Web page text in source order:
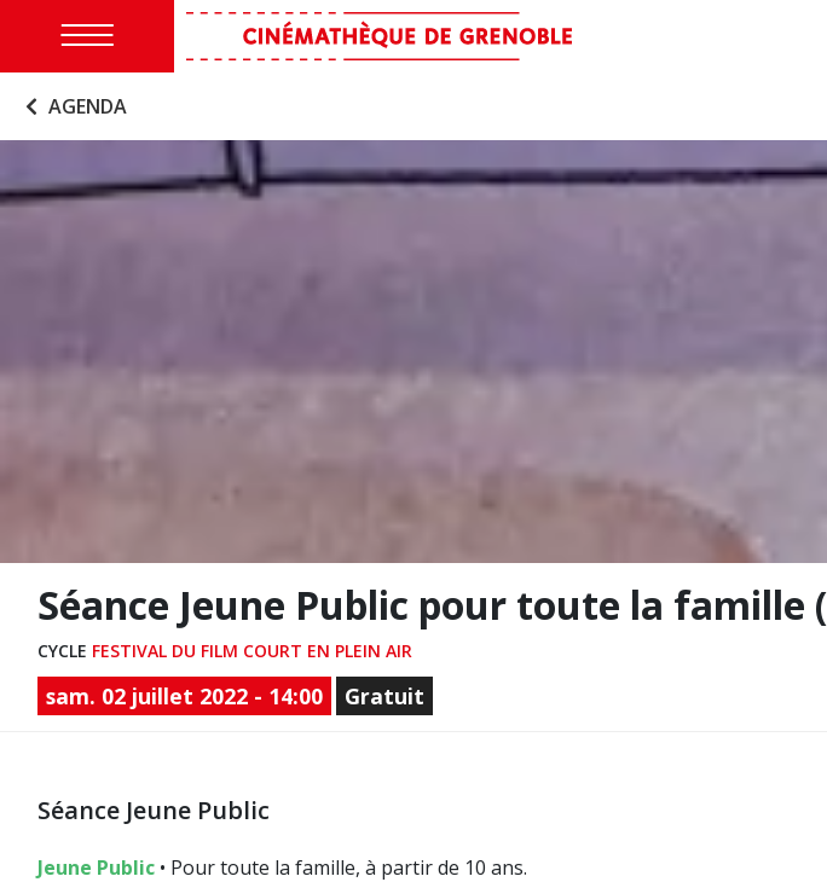
AGENDA
Séance Jeune Public pour toute la famille
CYCLE FESTIVAL DU FILM COURT EN PLEIN AIR
sam. 02 juillet 2022 - 14:00 Gratuit
Séance Jeune Public
Jeune Public • Pour toute la famille, à partir de 10 ans.